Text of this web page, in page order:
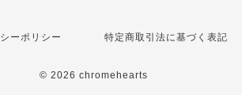
ーポリシー 特定商取引法に基づく表記
© 2026 chromehearts